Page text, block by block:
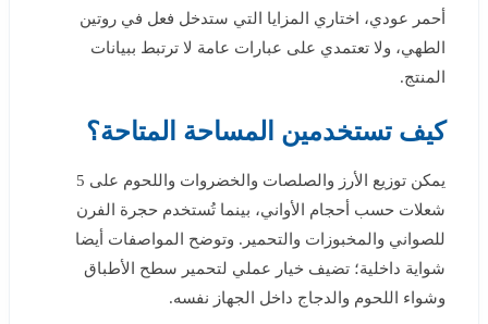
أحمر عودي، اختاري المزايا التي ستدخل فعل في روتين
الطهي، ولا تعتمدي على عبارات عامة لا ترتبط ببيانات
المنتج.
كيف تستخدمين المساحة المتاحة؟
يمكن توزيع الأرز والصلصات والخضروات واللحوم على 5
شعلات حسب أحجام الأواني، بينما تُستخدم حجرة الفرن
للصواني والمخبوزات والتحمير. وتوضح المواصفات أيضا
شواية داخلية؛ تضيف خيار عملي لتحمير سطح الأطباق
وشواء اللحوم والدجاج داخل الجهاز نفسه.